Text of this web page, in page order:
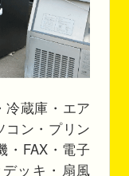
冷蔵庫・エア
コン・プリン
・FAX・電子
ッキ・扇風